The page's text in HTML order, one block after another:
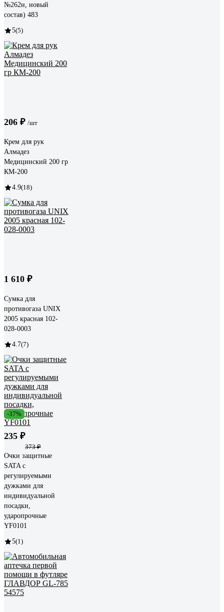
№262н, новый
состав) 483
5(5)
206 ₽ /шт
Крем для рук
Алмадез
Медицинский 200 гр
КМ-200
4.9(18)
1 610 ₽
Сумка для
противогаза UNIX
2005 красная 102-
028-0003
4.7(7)
-37%
235 ₽
373 ₽
Очки защитные
SATA с
регулируемыми
дужками для
индивидуальной
посадки,
ударопрочные
YF0101
5(1)